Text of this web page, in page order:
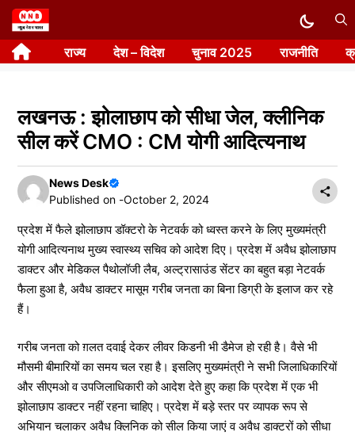
Skip
to
content राज्य देश – विदेश चुनाव 2025 राजनीति
लखनऊ : झोलाछाप को सीधा जेल, क्लीनिक
सील करें CMO : CM योगी आदित्यनाथ
News Desk
Published on -October 2, 2024
प्रदेश में फैले झोलाछाप डॉक्टरो के नेटवर्क को ध्वस्त करने के लिए मुख्यमंत्री
योगी आदित्यनाथ मुख्य स्वास्थ्य सचिव को आदेश दिए। प्रदेश में अवैध झोलाछाप
डाक्टर और मेडिकल पैथोलॉजी लैब, अल्ट्रासाउंड सेंटर का बहुत बड़ा नेटवर्क
फैला हुआ है, अवैध डाक्टर मासूम गरीब जनता का बिना डिग्री के इलाज कर रहे
हैं।
गरीब जनता को ग़लत दवाई देकर लीवर किडनी भी डैमेज हो रही है। वैसे भी
मौसमी बीमारियों का समय चल रहा है। इसलिए मुख्यमंत्री ने सभी जिलाधिकारियों
और सीएमओ व उपजिलाधिकारी को आदेश देते हुए कहा कि प्रदेश में एक भी
झोलाछाप डाक्टर नहीं रहना चाहिए। प्रदेश में बड़े स्तर पर व्यापक रूप से
अभियान चलाकर अवैध क्लिनिक को सील किया जाएं व अवैध डाक्टरों को सीधा